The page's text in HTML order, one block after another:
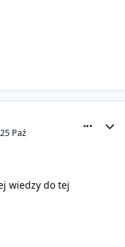
25 Paź
wiedzy do tej